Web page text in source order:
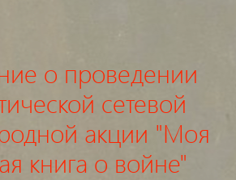
о проведении
сетевой
акции "Моя
книга о войне"